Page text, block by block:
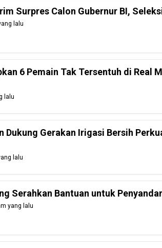
Surpres Calon Gubernur BI,
lalu
6 Pemain Tak Tersentuh di Real
lalu
Dukung Gerakan Irigasi Bersih
lalu
Serahkan Bantuan untuk
yang lalu